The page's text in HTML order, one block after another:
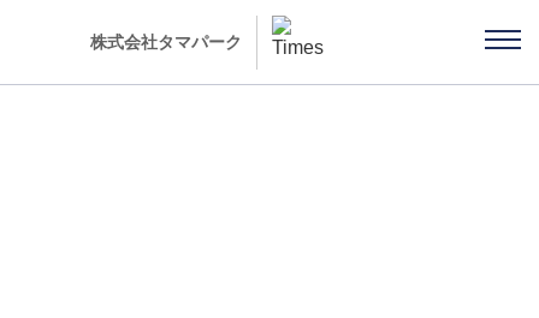
株式会社タマパーク